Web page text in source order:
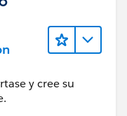
y cree su